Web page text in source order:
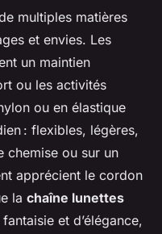
multiples matières
et envies. Les
un maintien
ou les activités
ou en élastique
: flexibles, légères,
chemise ou sur un
apprécient le cordon
la chaîne lunettes
et d’élégance,